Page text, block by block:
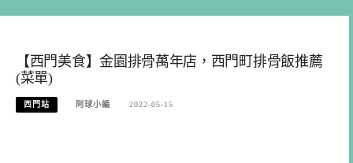
【西門美食】金園排骨萬年店，西門町排骨飯推薦
(菜單)
西門站 阿球小編 2022-05-15